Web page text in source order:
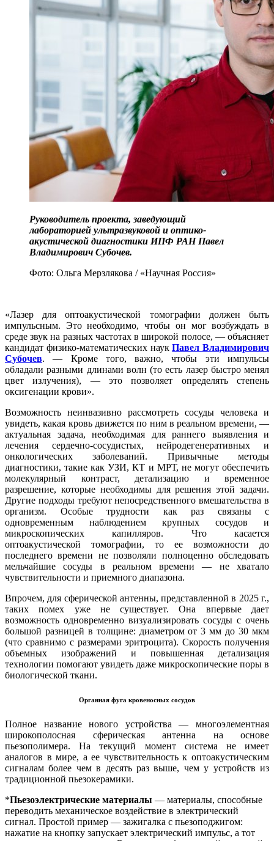
Руководитель проекта, заведующий
лабораторией ультразвуковой и оптико-
акустической диагностики ИПФ РАН Павел
Владимирович Субочев.
Фото: Ольга Мерзлякова / «Научная Россия»
«Лазер для оптоакустической томографии должен быть
импульсным. Это необходимо, чтобы он мог возбуждать в
среде звук на разных частотах в широкой полосе, — объясняет
кандидат физико-математических наукПавел Владимирович
Субочев. — Кроме того, важно, чтобы эти импульсы
обладали разными длинами волн (то есть лазер быстро менял
цвет излучения), — это позволяет определять степень
оксигенации крови».
Возможность неинвазивно рассмотреть сосуды человека и
увидеть, какая кровь движется по ним в реальном времени, —
актуальная задача, необходимая для раннего выявления и
лечения сердечно-сосудистых, нейродегенеративных и
онкологических заболеваний. Привычные методы
диагностики, такие как УЗИ, КТ и МРТ, не могут обеспечить
молекулярный контраст, детализацию и временное
разрешение, которые необходимы для решения этой задачи.
Другие подходы требуют непосредственного вмешательства в
организм. Особые трудности как раз связаны с
одновременным наблюдением крупных сосудов и
микроскопических капилляров. Что касается
оптоакустической томографии, то ее возможности до
последнего времени не позволяли полноценно обследовать
мельчайшие сосуды в реальном времени — не хватало
чувствительности и приемного диапазона.
Впрочем, для сферической антенны, представленной в 2025 г.,
таких помех уже не существует. Она впервые дает
возможность одновременно визуализировать сосуды с очень
большой разницей в толщине: диаметром от 3 мм до 30 мкм
(что сравнимо с размерами эритроцита). Скорость получения
объемных изображений и повышенная детализация
технологии помогают увидеть даже микроскопические поры в
биологической ткани.
Органная фуга кровеносных сосудов
Полное название нового устройства — многоэлементная
широкополосная сферическая антенна на основе
пьезополимера. На текущий момент система не имеет
аналогов в мире, а ее чувствительность к оптоакустическим
сигналам более чем в десять раз выше, чем у устройств из
традиционной пьезокерамики.
*Пьезоэлектрические материалы — материалы, способные
переводить механическое воздействие в электрический
сигнал. Простой пример — зажигалка с пьезоподжигом:
нажатие на кнопку запускает электрический импульс, а тот